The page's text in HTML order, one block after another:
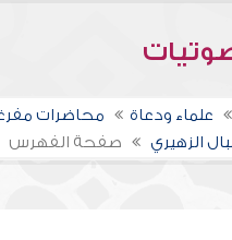
علماء ودعاة
محاضرات
الزهيري
صفحة الفهرس